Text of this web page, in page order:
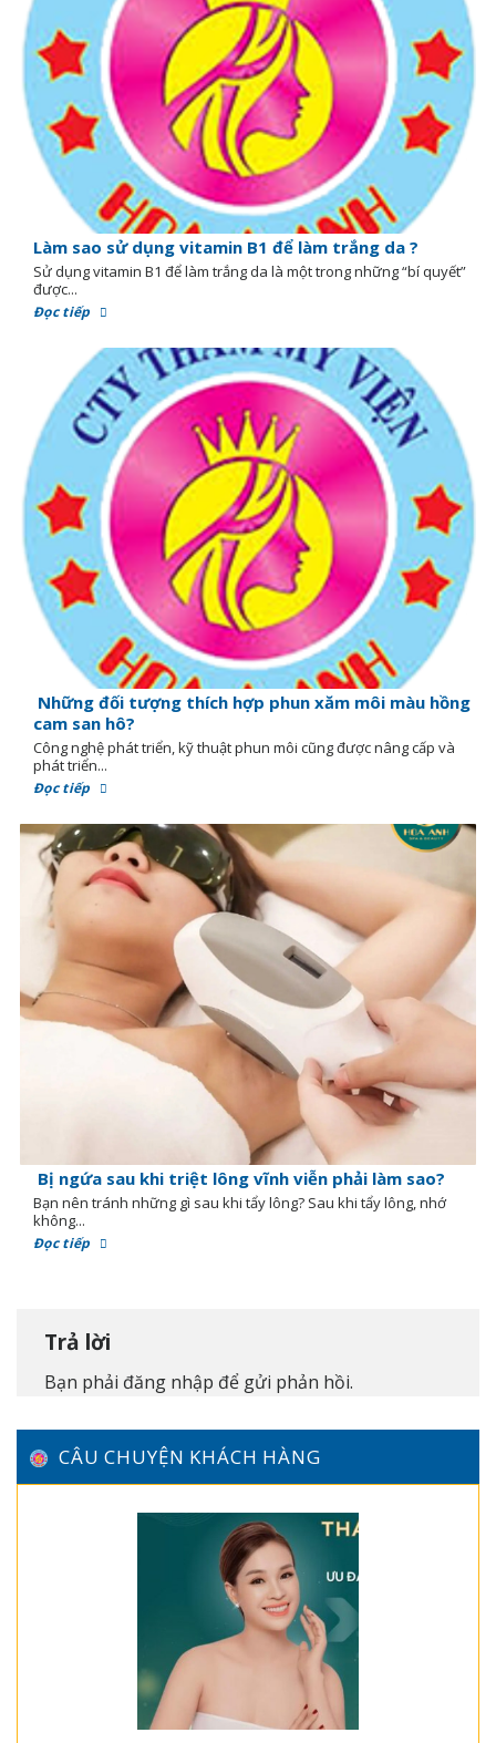
Làm sao sử dụng vitamin B1 để làm trắng da ?
Sử dụng vitamin B1 để làm trắng da là một trong những “bí quyết”
được...
Đọc tiếp
Những đối tượng thích hợp phun xăm môi màu hồng
cam san hô?
Công nghệ phát triển, kỹ thuật phun môi cũng được nâng cấp và
phát triển...
Đọc tiếp
Bị ngứa sau khi triệt lông vĩnh viễn phải làm sao?
Bạn nên tránh những gì sau khi tẩy lông? Sau khi tẩy lông, nhớ
không...
Đọc tiếp
Trả lời
Bạn phải đăng nhập để gửi phản hồi.
CÂU CHUYỆN KHÁCH HÀNG